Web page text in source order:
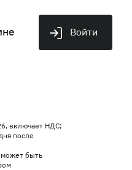
Войти
включает НДС;
после
может быть